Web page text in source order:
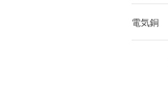
電気銅